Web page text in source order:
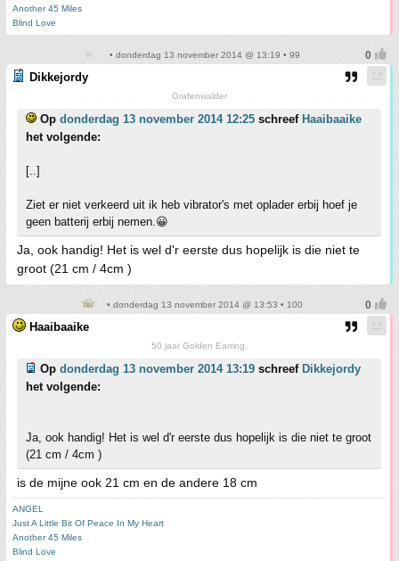
Another 45 Miles
Blind Love
• donderdag 13 november 2014 @ 13:19 • 99
Dikkejordy
Grafenwalder
Op donderdag 13 november 2014 12:25 schreef Haaibaaike
het volgende:
[..]
Ziet er niet verkeerd uit ik heb vibrator's met oplader erbij hoef je
geen batterij erbij nemen.😀
Ja, ook handig! Het is wel d'r eerste dus hopelijk is die niet te
groot (21 cm / 4cm )
• donderdag 13 november 2014 @ 13:53 • 100
Haaibaaike
50 jaar Golden Earring.
Op donderdag 13 november 2014 13:19 schreef Dikkejordy
het volgende:
Ja, ook handig! Het is wel d'r eerste dus hopelijk is die niet te groot
(21 cm / 4cm )
is de mijne ook 21 cm en de andere 18 cm
ANGEL
Just A Little Bit Of Peace In My Heart
Another 45 Miles
Blind Love